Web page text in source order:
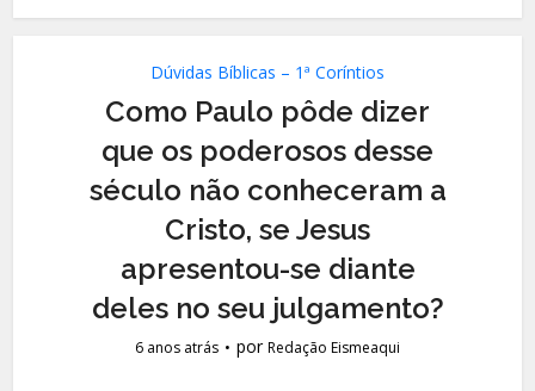
Dúvidas Bíblicas – 1ª Coríntios
Como Paulo pôde dizer
que os poderosos desse
século não conheceram a
Cristo, se Jesus
apresentou-se diante
deles no seu julgamento?
6 anos atrás porRedação Eismeaqui